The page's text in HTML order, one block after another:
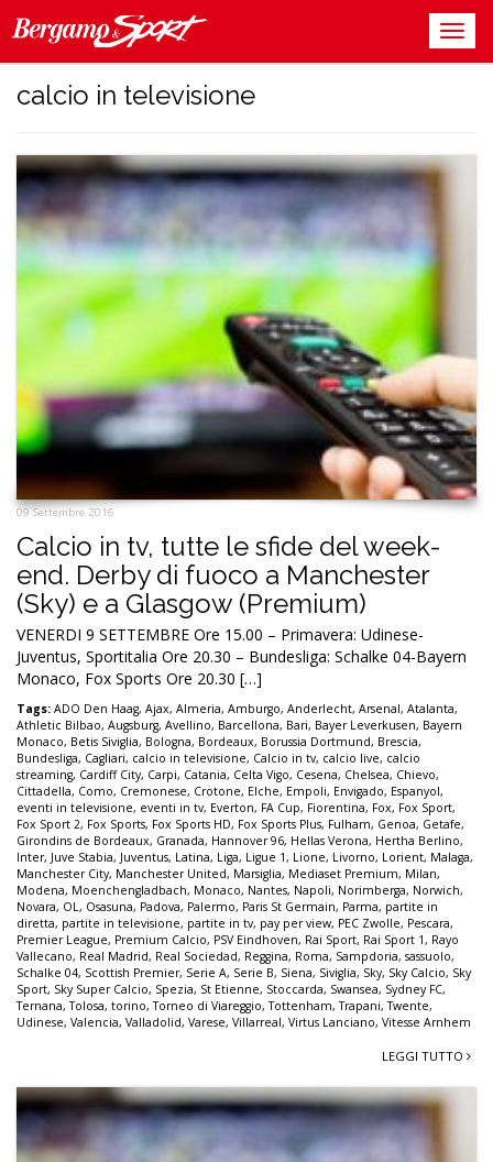
calcio in televisione
09 Settembre 2016
Calcio in tv, tutte le sfide del week-
end. Derby di fuoco a Manchester
(Sky) e a Glasgow (Premium)
VENERDI 9 SETTEMBRE Ore 15.00 – Primavera: Udinese-
Juventus, Sportitalia Ore 20.30 – Bundesliga: Schalke 04-Bayern
Monaco, Fox Sports Ore 20.30 […]
Tags: ADO Den Haag, Ajax, Almeria, Amburgo, Anderlecht, Arsenal, Atalanta,
Athletic Bilbao, Augsburg, Avellino, Barcellona, Bari, Bayer Leverkusen, Bayern
Monaco, Betis Siviglia, Bologna, Bordeaux, Borussia Dortmund, Brescia,
Bundesliga, Cagliari, calcio in televisione, Calcio in tv, calcio live, calcio
streaming, Cardiff City, Carpi, Catania, Celta Vigo, Cesena, Chelsea, Chievo,
Cittadella, Como, Cremonese, Crotone, Elche, Empoli, Envigado, Espanyol,
eventi in televisione, eventi in tv, Everton, FA Cup, Fiorentina, Fox, Fox Sport,
Fox Sport 2, Fox Sports, Fox Sports HD, Fox Sports Plus, Fulham, Genoa, Getafe,
Girondins de Bordeaux, Granada, Hannover 96, Hellas Verona, Hertha Berlino,
Inter, Juve Stabia, Juventus, Latina, Liga, Ligue 1, Lione, Livorno, Lorient, Malaga,
Manchester City, Manchester United, Marsiglia, Mediaset Premium, Milan,
Modena, Moenchengladbach, Monaco, Nantes, Napoli, Norimberga, Norwich,
Novara, OL, Osasuna, Padova, Palermo, Paris St Germain, Parma, partite in
diretta, partite in televisione, partite in tv, pay per view, PEC Zwolle, Pescara,
Premier League, Premium Calcio, PSV Eindhoven, Rai Sport, Rai Sport 1, Rayo
Vallecano, Real Madrid, Real Sociedad, Reggina, Roma, Sampdoria, sassuolo,
Schalke 04, Scottish Premier, Serie A, Serie B, Siena, Siviglia, Sky, Sky Calcio, Sky
Sport, Sky Super Calcio, Spezia, St Etienne, Stoccarda, Swansea, Sydney FC,
Ternana,Tolosa, torino,Torneo di Viareggio,Tottenham,Trapani,Twente,
Udinese, Valencia, Valladolid, Varese, Villarreal, Virtus Lanciano, Vitesse Arnhem
LEGGI TUTTO